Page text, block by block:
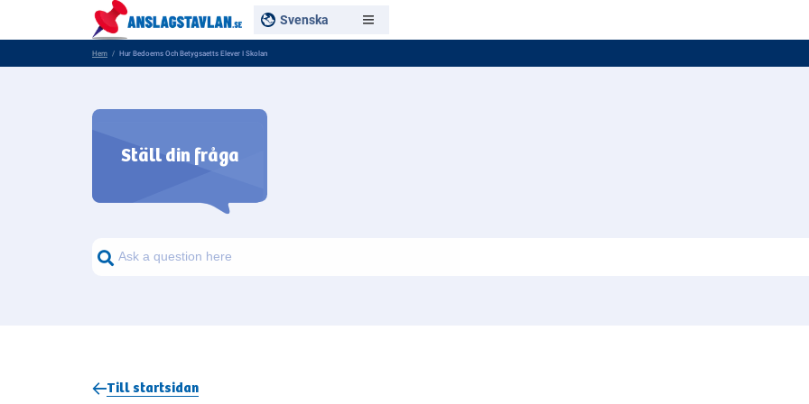
Svenska
Hem Hur Bedoems Och Betygsaetts Elever I Skolan
Ställ din fråga
Sök
Sök frågor om myndigheter
Till startsidan